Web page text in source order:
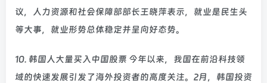
议，人力资源和社会保障部部长王晓萍表示，就业是民生头
等大事，就业形势总体稳定并呈向好态势。
10. 韩国人大量买入中国股票 今年以来，我国在前沿科技领
域的快速发展引发了海外投资者的高度关注。2月，韩国投资